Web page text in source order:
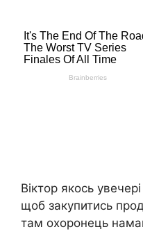
Віктор якось
щоб закупитись
там охоронець